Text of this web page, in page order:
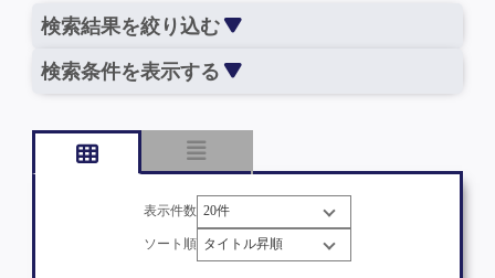
検索結果を絞り込む
検索条件を表示する
表示件数
ソート順